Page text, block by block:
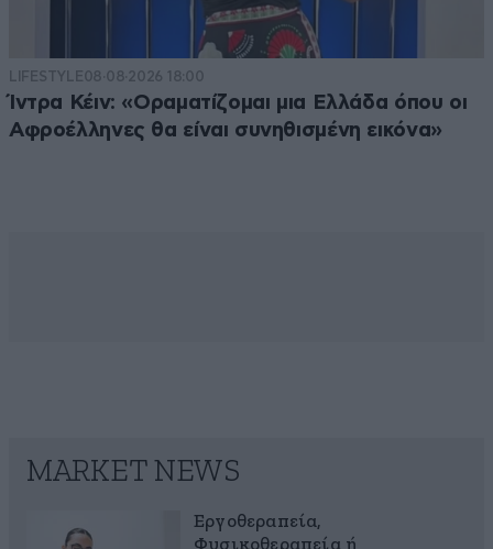
LIFESTYLE08·08·2026 18:00
Ίντρα Κέιν: «Οραματίζομαι μια Ελλάδα όπου οι
Αφροέλληνες θα είναι συνηθισμένη εικόνα»
MARKET NEWS
Εργοθεραπεία,